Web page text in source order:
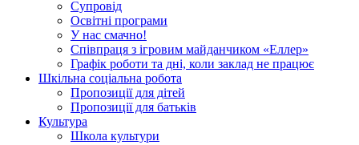
Супровід
Освітні програми
У нас смачно!
Співпраця з ігровим майданчиком «Еллер»
Графік роботи та дні, коли заклад не працює
Шкільна соціальна робота
Пропозиції для дітей
Пропозиції для батьків
Культура
Школа культури